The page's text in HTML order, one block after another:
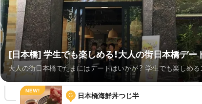
[日本橋] 学生でも楽しめる！大人の街日本橋デ
大人の街日本橋でたまにはデートはいかが？ 学生でも楽しめる
んです！
G 日本橋海鮮丼つじ半